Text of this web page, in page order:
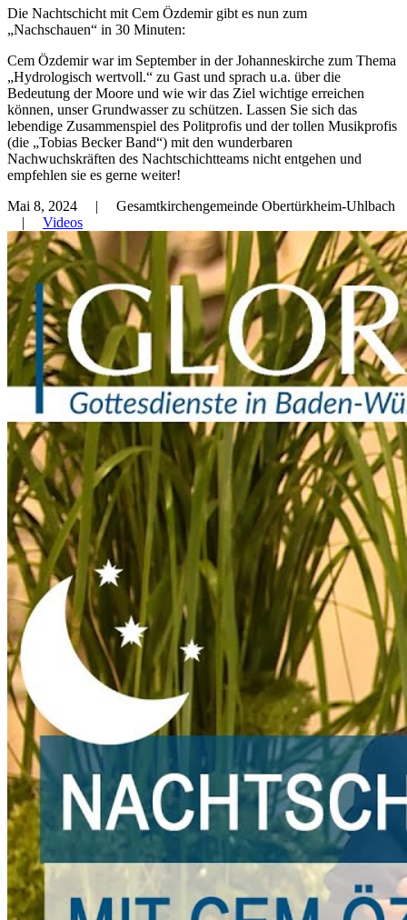
Die Nachtschicht mit Cem Özdemir gibt es nun zum
„Nachschauen“ in 30 Minuten:
Cem Özdemir war im September in der Johanneskirche zum Thema
„Hydrologisch wertvoll.“ zu Gast und sprach u.a. über die
Bedeutung der Moore und wie wir das Ziel wichtige erreichen
können, unser Grundwasser zu schützen. Lassen Sie sich das
lebendige Zusammenspiel des Politprofis und der tollen Musikprofis
(die „Tobias Becker Band“) mit den wunderbaren
Nachwuchskräften des Nachtschichtteams nicht entgehen und
empfehlen sie es gerne weiter!
Mai 8, 2024 | Gesamtkirchengemeinde Obertürkheim-Uhlbach
| Videos